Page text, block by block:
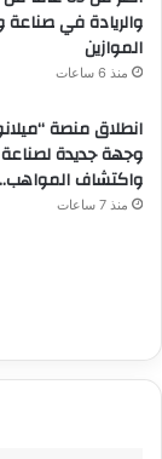
والريادة في صناعة
الموازين
منذ 6 ساعات
انطلاق منصة
وجهة جديدة
واكتشاف المواهب..
منذ 7 ساعات